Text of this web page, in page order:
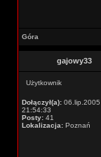
Góra
gajowy33
Użytkownik
Dołączył(a): 06.lip.2005
21:54:33
Posty: 41
Lokalizacja: Poznań